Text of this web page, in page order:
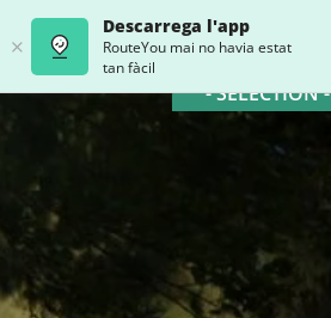
Descarrega l'app
RouteYou mai no havia estat
tan fàcil
- SELECTION -